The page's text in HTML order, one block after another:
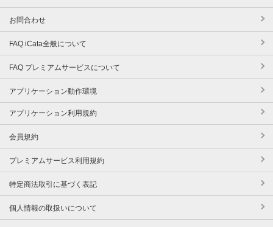
お問合わせ
FAQ iCata全般について
FAQ プレミアムサービスについて
アプリケーション動作環境
アプリケーション利用規約
会員規約
プレミアムサービス利用規約
特定商法取引に基づく表記
個人情報の取扱いについて